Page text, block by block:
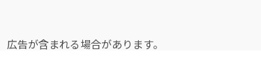
告が含まれる場合があります。